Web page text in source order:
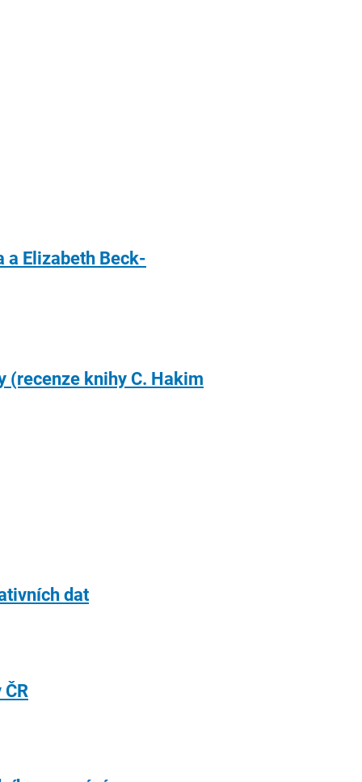
a Elizabeth Beck-
(recenze knihy C. Hakim
dat